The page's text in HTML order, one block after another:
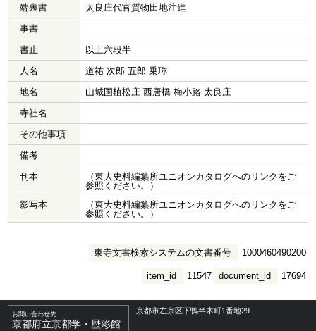
端裏書
太良庄代官質物田地注進
事書
書止
以上六段半
人名
道祐 次郎 五郎 乗珎
地名
山城国植松庄 西唐橋 梅小路 太良庄
寺社名
その他事項
備考
刊本
（東大史料編纂所ユニオンカタログへのリンクをご
参照ください。）
影写本
（東大史料編纂所ユニオンカタログへのリンクをご
参照ください。）
東寺文書検索システムの文書番号 1000460490200
document_id 17694
item_id 11547
お問い合わせ先
京都府立京都学・歴彩館
京都市左京区下鴨半木町1番地29